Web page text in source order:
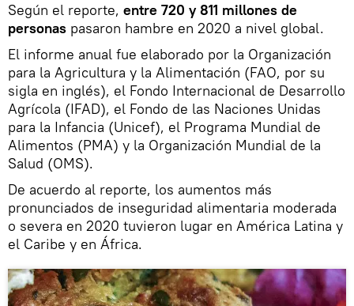
Según el reporte, entre 720 y 811 millones de
personas pasaron hambre en 2020 a nivel global.
El informe anual fue elaborado por la Organización
para la Agricultura y la Alimentación (FAO, por su
sigla en inglés), el Fondo Internacional de Desarrollo
Agrícola (IFAD), el Fondo de las Naciones Unidas
para la Infancia (Unicef), el Programa Mundial de
Alimentos (PMA) y la Organización Mundial de la
Salud (OMS).
De acuerdo al reporte, los aumentos más
pronunciados de inseguridad alimentaria moderada
o severa en 2020 tuvieron lugar en América Latina y
el Caribe y en África.